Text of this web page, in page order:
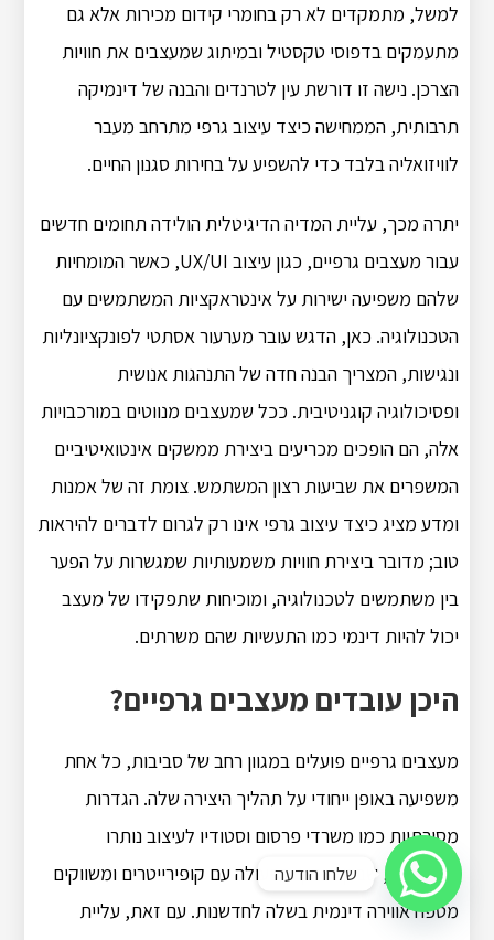
למשל, מתמקדים לא רק בחומרי קידום מכירות אלא גם
מתעמקים בדפוסי טקסטיל ובמיתוג שמעצבים את חוויות
הצרכן. נישה זו דורשת עין לטרנדים והבנה של דינמיקה
תרבותית, הממחישה כיצד עיצוב גרפי מתרחב מעבר
לוויזואליה בלבד כדי להשפיע על בחירות סגנון החיים.
יתרה מכך, עליית המדיה הדיגיטלית הולידה תחומים חדשים
עבור מעצבים גרפיים, כגון עיצוב UX/UI, כאשר המומחיות
שלהם משפיעה ישירות על אינטראקציות המשתמשים עם
הטכנולוגיה. כאן, הדגש עובר מערעור אסתטי לפונקציונליות
ונגישות, המצריך הבנה חדה של התנהגות אנושית
ופסיכולוגיה קוגניטיבית. ככל שמעצבים מנווטים במורכבויות
אלה, הם הופכים מכריעים ביצירת ממשקים אינטואיטיביים
המשפרים את שביעות רצון המשתמש. צומת זה של אמנות
ומדע מציג כיצד עיצוב גרפי אינו רק לגרום לדברים להיראות
טוב; מדובר ביצירת חוויות משמעותיות שמגשרות על הפער
בין משתמשים לטכנולוגיה, ומוכיחות שתפקידו של מעצב
יכול להיות דינמי כמו התעשיות שהם משרתים.
היכן עובדים מעצבים גרפיים?
מעצבים גרפיים פועלים במגוון רחב של סביבות, כל אחת
משפיעה באופן ייחודי על תהליך היצירה שלה. הגדרות
מסורתיות כמו משרדי פרסום וסטודיו לעיצוב נותרו
פופולריות, שבהן שיתוף הפעולה עם קופירייטרים ומשווקים
מטפח אווירה דינמית בשלה לחדשנות. עם זאת, עליית
שלחו הודעה